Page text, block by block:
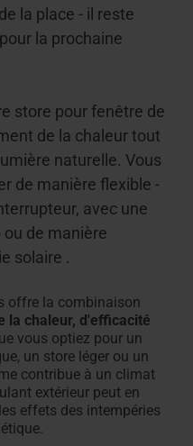
la place - il reste
la prochaine
store pour fenêtre de
de la chaleur tout
naturelle. Vous
de manière flexible -
avec une
de manière
solaire .
offre la combinaison
la chaleur, d'efficacité
vous optiez pour un
un store léger ou un
contribue à un climat
extérieur peut en
effets des intempéries